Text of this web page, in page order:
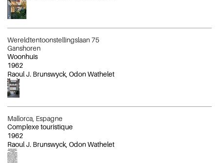
Wereldtentoonstellingslaan 75
Ganshoren
Woonhuis
1962
Raoul J. Brunswyck, Odon Wathelet
Mallorca, Espagne
Complexe touristique
1962
Raoul J. Brunswyck, Odon Wathelet